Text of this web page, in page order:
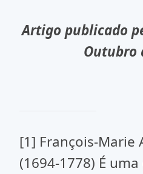
Artigo publicado
Outubro
[1] François-Marie
(1694-1778) É